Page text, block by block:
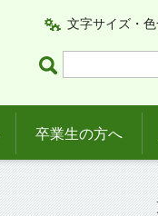
文字サイズ・
卒業生の方へ